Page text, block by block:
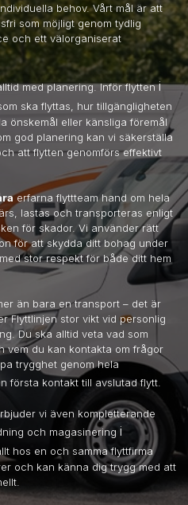
behov. Vårt mål är att
som möjligt genom tydlig
och ett välorganiserat
med planering. Inför flytteni
ska flyttas, hur tillgängligheten
önskemål eller känsliga föremål
god planering kan vi säkerställa
att flytten genomförs effektivt
erfarna flyttteam hand om hela
lastas och transporteras enligt
för skador. Vi använder rätt
för att skydda ditt bohag under
stor respekt för både ditt hem
än bara en transport – det är
Flyttlinjen stor vikt vid personlig
Du ska alltid veta vad som
vem du kan kontakta om frågor
trygghet genom hela
första kontakt till avslutad flytt.
vi även kompletterande
och magasinering i
hos en och samma flyttfirma
och kan känna dig trygg med att